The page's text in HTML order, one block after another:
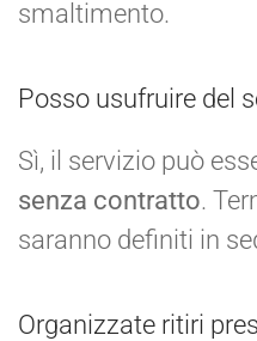
smaltimento.
Posso usufruire del
Sì, il servizio può
senza contratto.
saranno definiti in
Organizzate ritiri